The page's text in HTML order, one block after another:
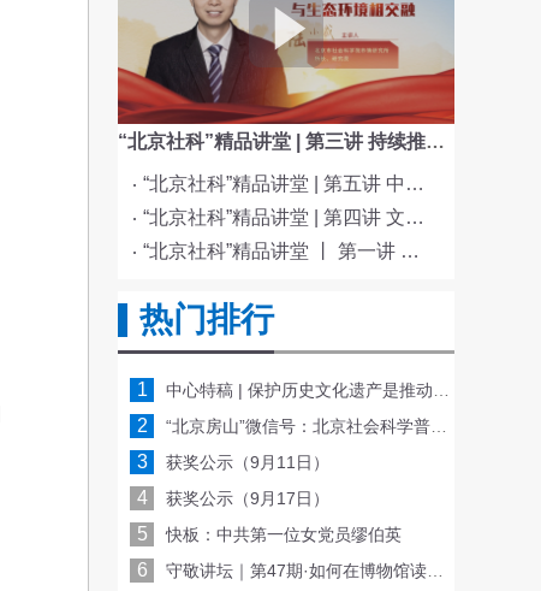
“北京社科”精品讲堂 | 第三讲 持续推动北京历史文脉与生态环境相交融
“北京社科”精品讲堂 | 第五讲 中国电影与文化传统
“北京社科”精品讲堂 | 第四讲 文化与科技融合赋能新质生产力发展
“北京社科”精品讲堂 丨 第一讲 《红楼梦》的北京情缘
热门排行
1 中心特稿 | 保护历史文化遗产是推动文化传承发展的重要基础
2 “北京房山”微信号：北京社会科学普及周线上亮相，每天一场讲座或沙龙！
3 获奖公示（9月11日）
4 获奖公示（9月17日）
5 快板：中共第一位女党员缪伯英
6 守敬讲坛｜第47期·如何在博物馆读懂考古？